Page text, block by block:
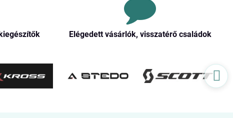
Elégedett vásárlók, visszatérő családok